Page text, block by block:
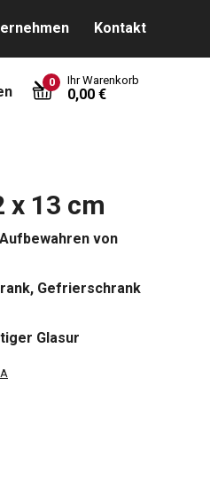
Kontakt
0 Ihr Warenkorb
0,00 €
x 13 cm
von
Gefrierschrank
Glasur